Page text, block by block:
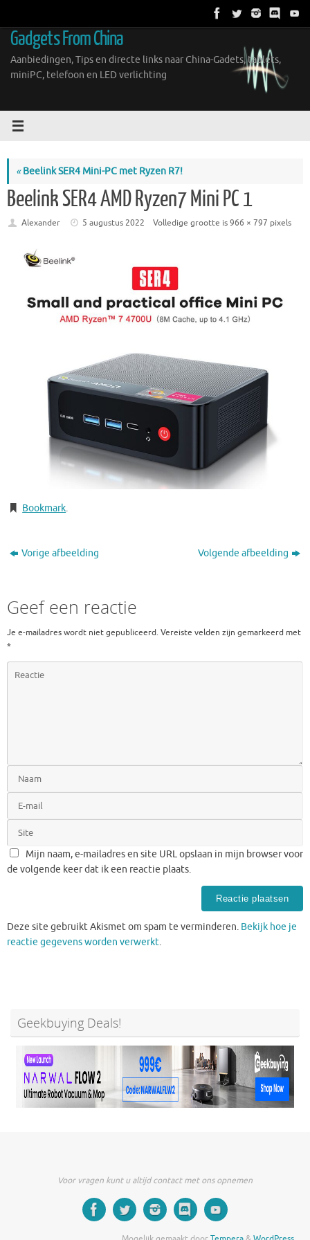
inhoud
Gadgets From China
Aanbiedingen, Tips en directe links naar China-Gadets, tablets,
miniPC, telefoon en LED verlichting
«Beelink SER4 Mini-PC met Ryzen R7!
Beelink SER4 AMD Ryzen7 Mini PC 1
Alexander 5 augustus 2022 Volledige grootte is966 × 797 pixels
Bookmark.
Vorige afbeelding Volgende afbeelding
Geef een reactie
Je e-mailadres wordt niet gepubliceerd. Vereiste velden zijn gemarkeerd met
*
Mijn naam, e-mailadres en site URL opslaan in mijn browser voor
de volgende keer dat ik een reactie plaats.
Deze site gebruikt Akismet om spam te verminderen. Bekijk hoe je
reactie gegevens worden verwerkt.
Geekbuying Deals!
Voor vragen kunt u altijd contact met ons opnemen